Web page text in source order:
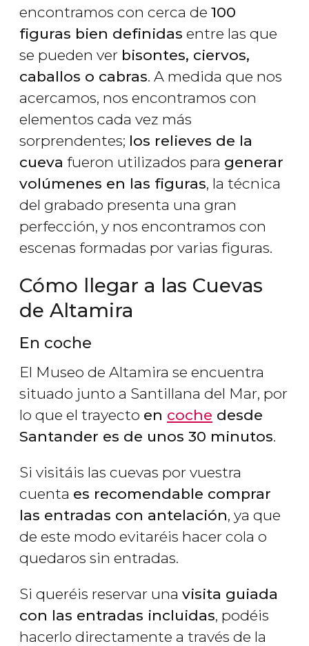
encontramos con cerca de 100
figuras bien definidas entre las que
se pueden ver bisontes, ciervos,
caballos o cabras. A medida que nos
acercamos, nos encontramos con
elementos cada vez más
sorprendentes; los relieves de la
cueva fueron utilizados para generar
volúmenes en las figuras, la técnica
del grabado presenta una gran
perfección, y nos encontramos con
escenas formadas por varias figuras.
Cómo llegar a las Cuevas
de Altamira
En coche
El Museo de Altamira se encuentra
situado junto a Santillana del Mar, por
lo que el trayecto en coche desde
Santander es de unos 30 minutos.
Si visitáis las cuevas por vuestra
cuenta es recomendable comprar
las entradas con antelación, ya que
de este modo evitaréis hacer cola o
quedaros sin entradas.
Si queréis reservar una visita guiada
con las entradas incluidas, podéis
hacerlo directamente a través de la